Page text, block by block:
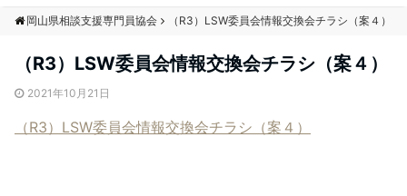
岡山県相談支援専門員協会 （R3）LSW委員会情報交換会チラシ（案４）
（R3）LSW委員会情報交換会チラシ（案４）
2021年10月21日
（R3）LSW委員会情報交換会チラシ（案４）